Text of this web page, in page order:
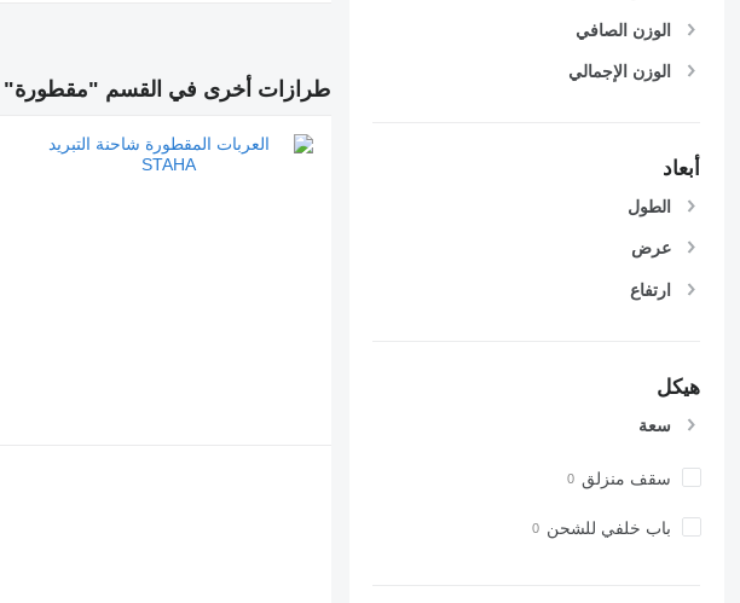
الوزن الصافي
الوزن الإجمالي
أبعاد
الطول
عرض
ارتفاع
هيكل
سعة
سقف منزلق
باب خلفي للشحن
طرازات أخرى في القسم "مقطورة"